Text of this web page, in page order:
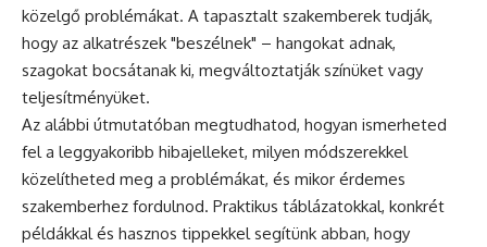
közelgő problémákat. A tapasztalt szakemberek tudják,
hogy az alkatrészek "beszélnek" – hangokat adnak,
szagokat bocsátanak ki, megváltoztatják színüket vagy
teljesítményüket.
Az alábbi útmutatóban megtudhatod, hogyan ismerheted
fel a leggyakoribb hibajelleket, milyen módszerekkel
közelítheted meg a problémákat, és mikor érdemes
szakemberhez fordulnod. Praktikus táblázatokkal, konkrét
példákkal és hasznos tippekkel segítünk abban, hogy